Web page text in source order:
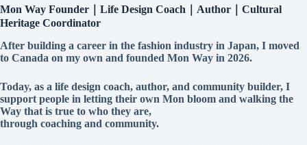
Mon Way Founder｜Life Design Coach｜Author｜Cultural
Heritage Coordinator
After building a career in the fashion industry in Japan, I moved
to Canada on my own and founded Mon Way in 2026.
Today, as a life design coach, author, and community builder, I
support people in letting their own Mon bloom and walking the
Way that is true to who they are,
through coaching and community.